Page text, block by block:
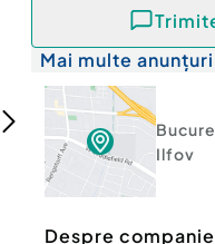
Mai multe
Ilfov
Despre companie